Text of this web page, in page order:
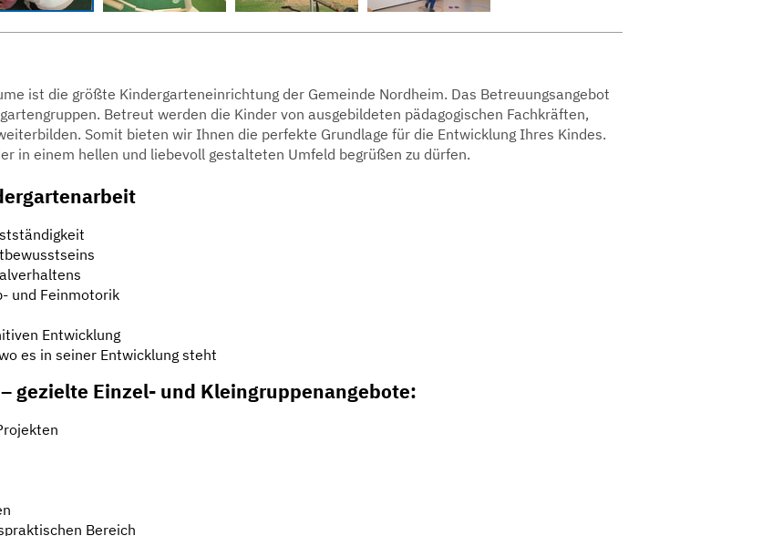
ist die größte Kindergarteneinrichtung der Gemeinde Nordheim. Das Betreuungsangebot
Betreut werden die Kinder von ausgebildeten pädagogischen Fachkräften,
Somit bieten wir Ihnen die perfekte Grundlage für die Entwicklung Ihres Kindes.
in einem hellen und liebevoll gestalteten Umfeld begrüßen zu dürfen.
und Feinmotorik
Entwicklung
es in seiner Entwicklung steht
gezielte Einzel- und Kleingruppenangebote:
Bereich